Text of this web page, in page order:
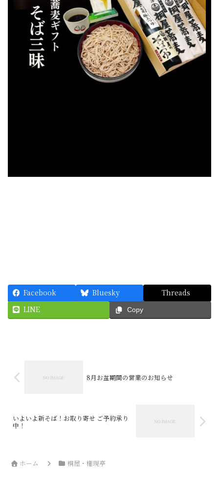
Facebook Bluesky
Threads
LINE
Copy
8月お盆期間の営業のお知らせ
いよいよ新そば！お取り寄せ ご予約承り
中！
ホーム 桐屋・権現亭